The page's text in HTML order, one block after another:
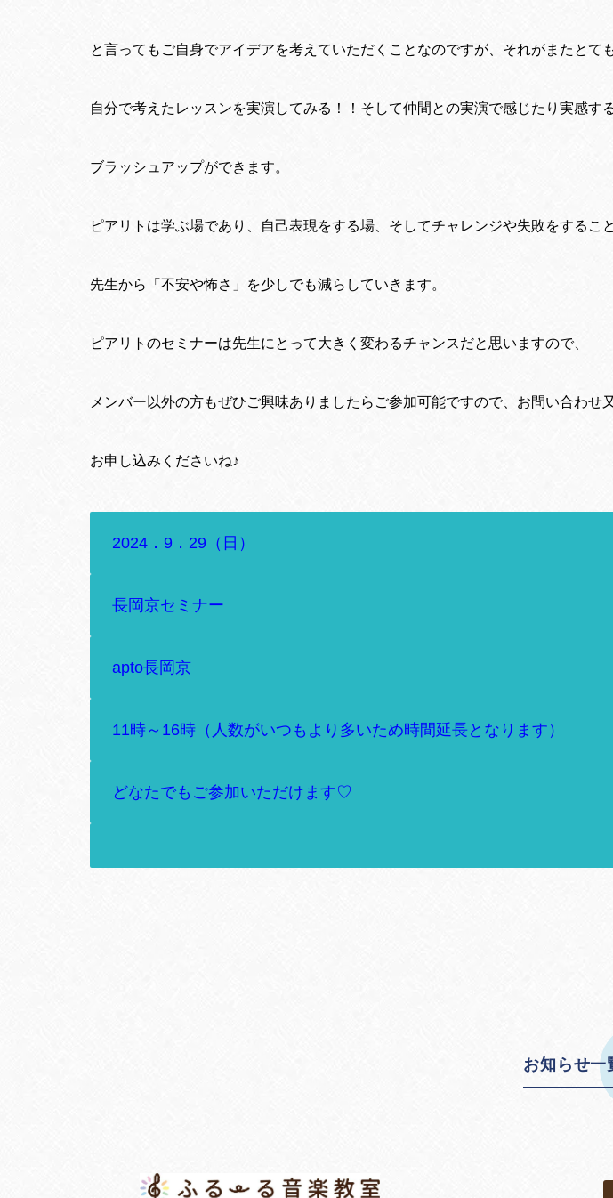
と言ってもご自身でアイデアを考えていただくことなのですが、それがまたとて
自分で考えたレッスンを実演してみる！！そして仲間との実演で感じたり実感す
ブラッシュアップができます。
ピアリトは学ぶ場であり、自己表現をする場、そしてチャレンジや失敗をするこ
先生から「不安や怖さ」を少しでも減らしていきます。
ピアリトのセミナーは先生にとって大きく変わるチャンスだと思いますので、
メンバー以外の方もぜひご興味ありましたらご参加可能ですので、お問い合わせ
お申し込みくださいね♪
2024．9．29（日）
長岡京セミナー
apto長岡京
11時～16時（人数がいつもより多いため時間延長となります）
どなたでもご参加いただけます♡
お知らせ一